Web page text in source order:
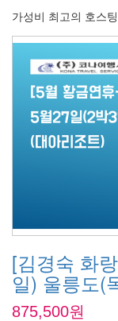
가성비 최고의 호스팅
[김경숙 화
일) 울릉도(
875,500원